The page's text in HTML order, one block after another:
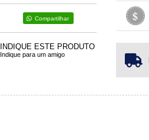
Compartilhar
INDIQUE ESTE PRODUTO
Indique para um amigo